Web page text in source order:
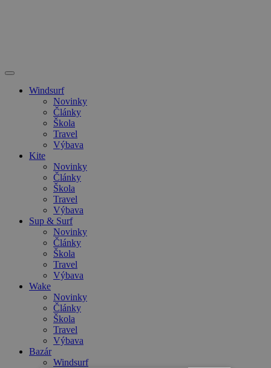
Windsurf
Novinky
Články
Škola
Travel
Výbava
Kite
Novinky
Články
Škola
Travel
Výbava
Sup & Surf
Novinky
Články
Škola
Travel
Výbava
Wake
Novinky
Články
Škola
Travel
Výbava
Bazár
Windsurf